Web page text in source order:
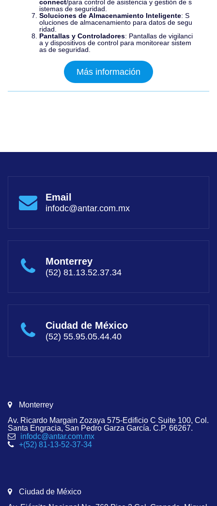
connect/para control de asistencia y gestión de s
istemas de seguridad.
Soluciones de Almacenamiento Inteligente: S
oluciones de almacenamiento para datos de segu
ridad.
Pantallas y Controladores: Pantallas de vigilanci
a y dispositivos de control para monitorear sistem
as de seguridad.
Más información
Email
infodc@antar.com.mx
Monterrey
(52) 81.13.52.37.34
Ciudad de México
(52) 55.95.05.44.40
Monterrey
Av. Ricardo Margain Zozaya 575-Edificio C Suite 100, Col.
Santa Engracia, San Pedro Garza García. C.P. 66267.
infodc@antar.com.mx
+(52) 81-13-52-37-34
Ciudad de México